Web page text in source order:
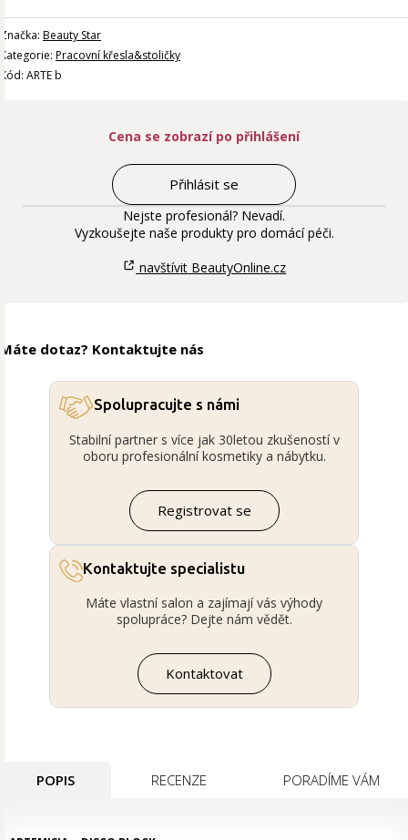
Značka: Beauty Star
Kategorie: Pracovní křesla&stoličky
Kód: ARTE b
Cena se zobrazí po přihlášení
Přihlásit se
Nejste profesionál? Nevadí.
Vyzkoušejte naše produkty pro domácí péči.
navštívit BeautyOnline.cz
Máte dotaz? Kontaktujte nás
Spolupracujte s námi
Stabilní partner s více jak 30letou zkušeností v
oboru profesionální kosmetiky a nábytku.
Registrovat se
Kontaktujte specialistu
Máte vlastní salon a zajímají vás výhody
spolupráce? Dejte nám vědět.
Kontaktovat
POPIS RECENZE PORADÍME VÁM